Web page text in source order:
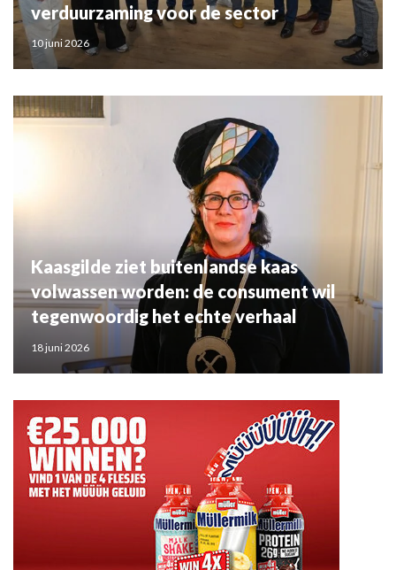
verduurzaming voor de sector
10 juni 2026
Kaasgilde ziet buitenlandse kaas
volwassen worden: de consument wil
tegenwoordig het echte verhaal
18 juni 2026